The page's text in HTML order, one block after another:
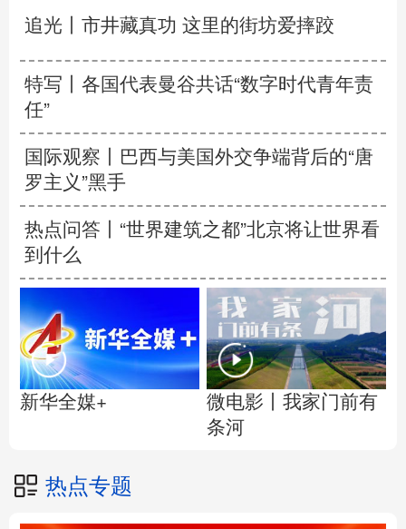
追光丨 市井藏真功 这里的街坊爱摔跤
特写丨各国代表曼谷共话“数字时代青年责
任”
国际观察丨
巴西与美国外交争端背后的“唐
罗主义”黑手
热点问答丨“世界建筑之都”北京将让世界看
到什么
新华全媒+
微电影丨我家门前有
条河
热点专题